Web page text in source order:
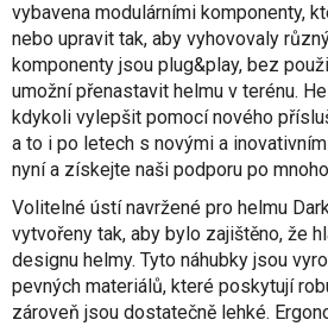
vybavena modulárními komponenty,
nebo upravit tak, aby vyhovovaly
komponenty jsou plug&play, bez
umožní přenastavit helmu v terénu.
kdykoli vylepšit pomocí nového
a to i po letech s novými a
nyní a získejte naši podporu po
Volitelné ústí navržené pro helmu
vytvořeny tak, aby bylo zajištěno, že
designu helmy. Tyto náhubky jsou
pevných materiálů, které poskytují
zároveň jsou dostatečně lehké.